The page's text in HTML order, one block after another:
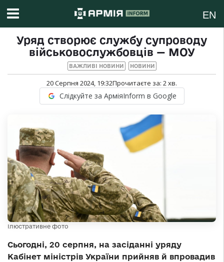
EN
Уряд створює службу супроводу
військовослужбовців — МОУ
ВАЖЛИВІ НОВИНИ НОВИНИ
20 Серпня 2024, 19:32Прочитаєте за: 2хв.
Слідкуйте за АрміяInform в Google
Ілюстративне фото
Сьогодні, 20 серпня, на засіданні уряду
Кабінет міністрів України прийняв й впровадив